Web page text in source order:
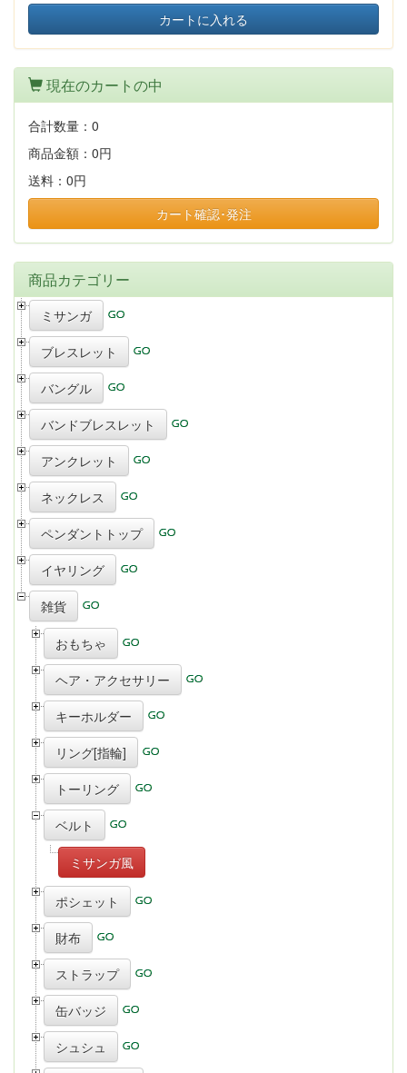
カートに入れる
現在のカートの中
合計数量： 0
商品金額： 0円
送料： 0円
カート確認･発注
商品カテゴリー
ミサンガ
ブレスレット
バングル
バンドブレスレット
アンクレット
ネックレス
ペンダントトップ
イヤリング
雑貨
おもちゃ
ヘア・アクセサリー
キーホルダー
リング[指輪]
トーリング
ベルト
ミサンガ風
ポシェット
財布
ストラップ
缶バッジ
シュシュ